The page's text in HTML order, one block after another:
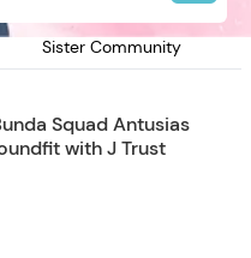
Sister Community
Squad Antusias
with J Trust